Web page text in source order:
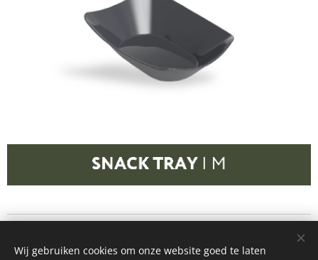
© 2026Let's Repeat - info@letsrepeat.be
Wij gebruiken cookies om onze website goed te laten